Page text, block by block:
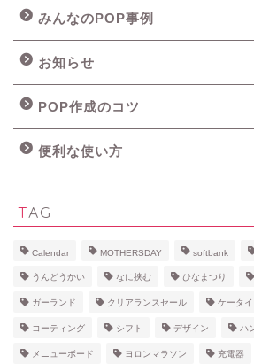
みんなのPOP事例
お知らせ
POP作成のコツ
便利な使い方
TAG
Calendar MOTHERSDAY softbank
うんどうかい なに挟む ひなまつり
ガーランド クリアランスセール ケータ
コーティング シフト デザイン ハ
メニューボード ヨロンマラソン 充電器